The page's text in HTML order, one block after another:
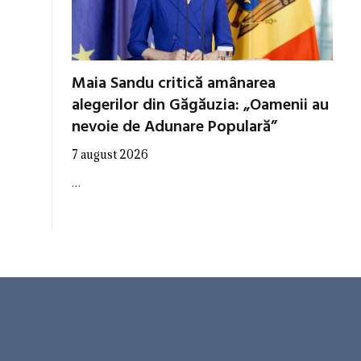
Maia Sandu critică amânarea
alegerilor din Găgăuzia: „Oamenii au
nevoie de Adunare Populară”
7 august 2026
…